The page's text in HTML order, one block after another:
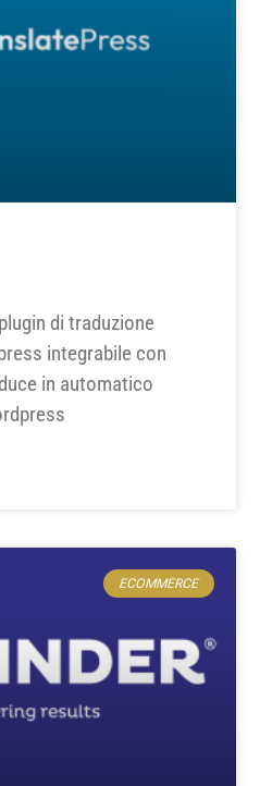
di traduzione
integrabile con
in automatico
ECOMMERCE